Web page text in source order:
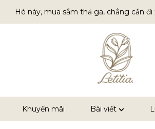
Hè này, mua sắm thả ga, chẳng cần đi
Khuyến mãi Bài viết